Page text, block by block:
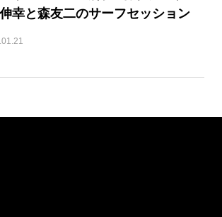
幸と森友二のサーフセッション